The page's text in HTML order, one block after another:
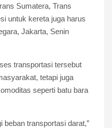
Sumatera, Trans
untuk kereta juga harus
Jakarta, Senin
transportasi tersebut
tetapi juga
seperti batu bara
beban transportasi darat,”